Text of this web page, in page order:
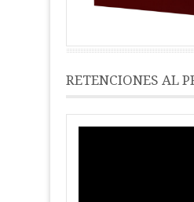
RETENCIONES AL